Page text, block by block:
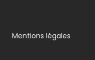
Mentions légales